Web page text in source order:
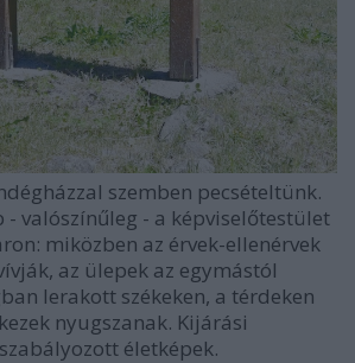
szemben pecsételtünk.
- valószínűleg - a képviselőtestület
miközben az érvek-ellenérvek
az ülepek az egymástól
lerakott székeken, a térdeken
nyugszanak. Kijárási
életképek.